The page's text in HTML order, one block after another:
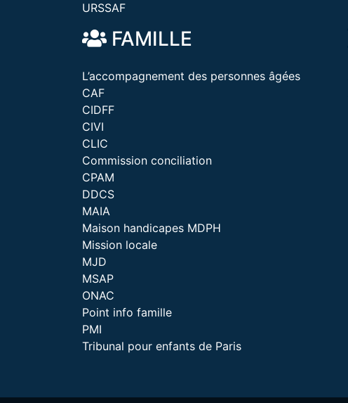
URSSAF
FAMILLE
L’accompagnement des personnes âgées
CAF
CIDFF
CIVI
CLIC
Commission conciliation
CPAM
DDCS
MAIA
Maison handicapes MDPH
Mission locale
MJD
MSAP
ONAC
Point info famille
PMI
Tribunal pour enfants de Paris